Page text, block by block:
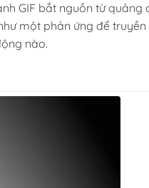
GIF bắt nguồn từ quảng
một phản ứng để
nào.